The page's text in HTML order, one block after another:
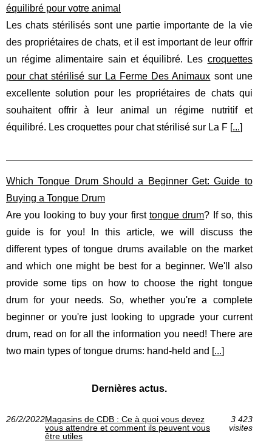
équilibré pour votre animal
Les chats stérilisés sont une partie importante de la vie
des propriétaires de chats, et il est important de leur offrir
un régime alimentaire sain et équilibré. Les croquettes
pour chat stérilisé sur La Ferme Des Animaux sont une
excellente solution pour les propriétaires de chats qui
souhaitent offrir à leur animal un régime nutritif et
équilibré. Les croquettes pour chat stérilisé sur La F [...]
Which Tongue Drum Should a Beginner Get: Guide to
Buying a Tongue Drum
Are you looking to buy your first tongue drum? If so, this
guide is for you! In this article, we will discuss the
different types of tongue drums available on the market
and which one might be best for a beginner. We'll also
provide some tips on how to choose the right tongue
drum for your needs. So, whether you're a complete
beginner or you're just looking to upgrade your current
drum, read on for all the information you need! There are
two main types of tongue drums: hand-held and [...]
Dernières actus.
26/2/2022Magasins de CDB : Ce à quoi vous devez
vous attendre et comment ils peuvent vous
être utiles
3 423
visites